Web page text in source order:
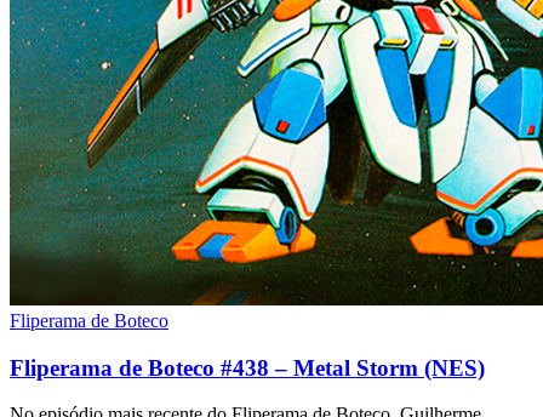
Fliperama de Boteco
Fliperama de Boteco #438 – Metal Storm (NES)